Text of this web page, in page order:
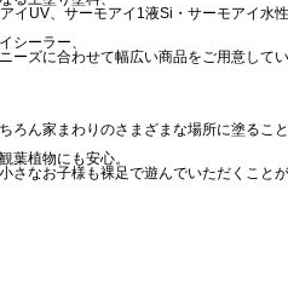
イUV、サーモアイ1液Si・サーモアイ水性
シーラー、
ーズに合わせて幅広い商品をご用意してい
ろん家まわりのさまざまな場所に塗ること
葉植物にも安心。
さなお子様も裸足で遊んでいただくことが